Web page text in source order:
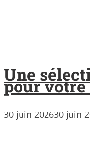
Une
pour votre
30 juin 202630 juin